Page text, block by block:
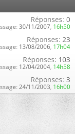
Réponses: 0
30/11/2007, 16h50
Réponses: 23
13/08/2006, 17h04
Réponses: 103
12/04/2004, 14h58
Réponses: 3
24/11/2003, 16h00